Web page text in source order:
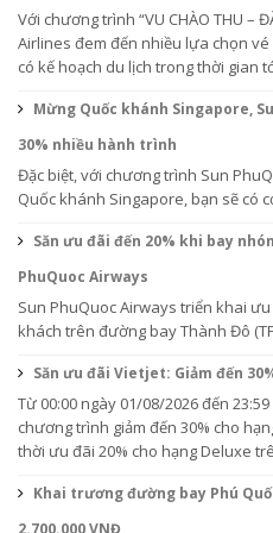
Với chương trình “VU CHÀO THU –
Airlines đem đến nhiều lựa chọn
có kế hoạch du lịch trong thời gian
Mừng Quốc khánh Singapore,
30% nhiều hành trình
Đặc biệt, với chương trình Sun
Quốc khánh Singapore, bạn sẽ có
Săn ưu đãi đến 20% khi bay
PhuQuoc Airways
Sun PhuQuoc Airways triển khai
khách trên đường bay Thành Đô
Săn ưu đãi Vietjet: Giảm đến
Từ 00:00 ngày 01/08/2026 đến
chương trình giảm đến 30% cho
thời ưu đãi 20% cho hạng Deluxe
Khai trương đường bay Phú
2.700.000 VNĐ